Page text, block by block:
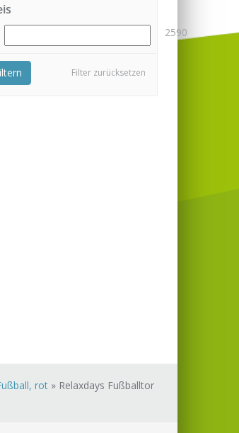
2590
Filter zurücksetzen
rot » Relaxdays Fußballtor